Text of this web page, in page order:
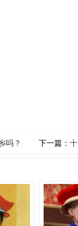
吗？ 下一篇：